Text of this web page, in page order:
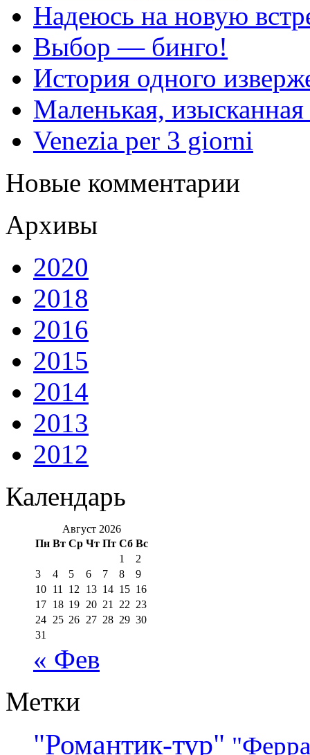
Надеюсь на новую
Выбор — бинго!
История одного
Маленькая,
Venezia per 3 giorni
Новые комментарии
Архивы
2020
2018
2016
2015
2014
2013
2012
Календарь
Август 2026
Пн Вт Ср Чт Пт Сб Вс
1
2
3
4 5 6 7 8
9
10 11 12 13 14 15 16
17 18 19 20 21 22 23
24 25 26 27 28 29 30
31
« Фев
Метки
"Романтик-тур"